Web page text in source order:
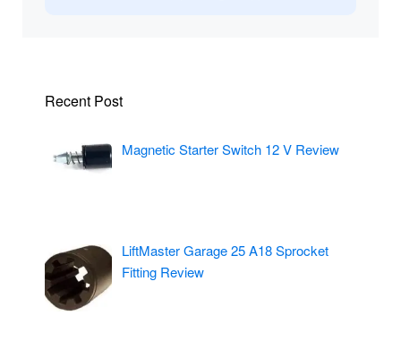
Recent Post
Magnetic Starter Switch 12 V Review
LiftMaster Garage 25 A18 Sprocket
Fitting Review